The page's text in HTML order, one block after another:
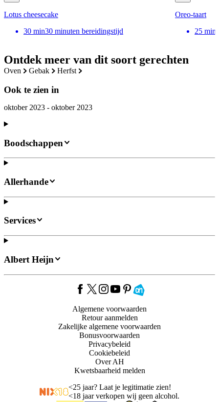
Ontdek meer van dit soort gerechten
oven gebak herfst
Ook te zien in
oktober 2023 - oktober 2023
Lotus cheesecake
30 min30 minuten bereidingstijd
Oreo-taart
25 min
Boodschappen
Allerhande
Services
Albert Heijn
Algemene voorwaarden
Retour aanmelden
Zakelijke algemene voorwaarden
Bonusvoorwaarden
Privacybeleid
Cookiebeleid
Over AH
Kwetsbaarheid melden
<25 jaar? Laat je legitimatie zien!
<18 jaar verkopen wij geen alcohol.